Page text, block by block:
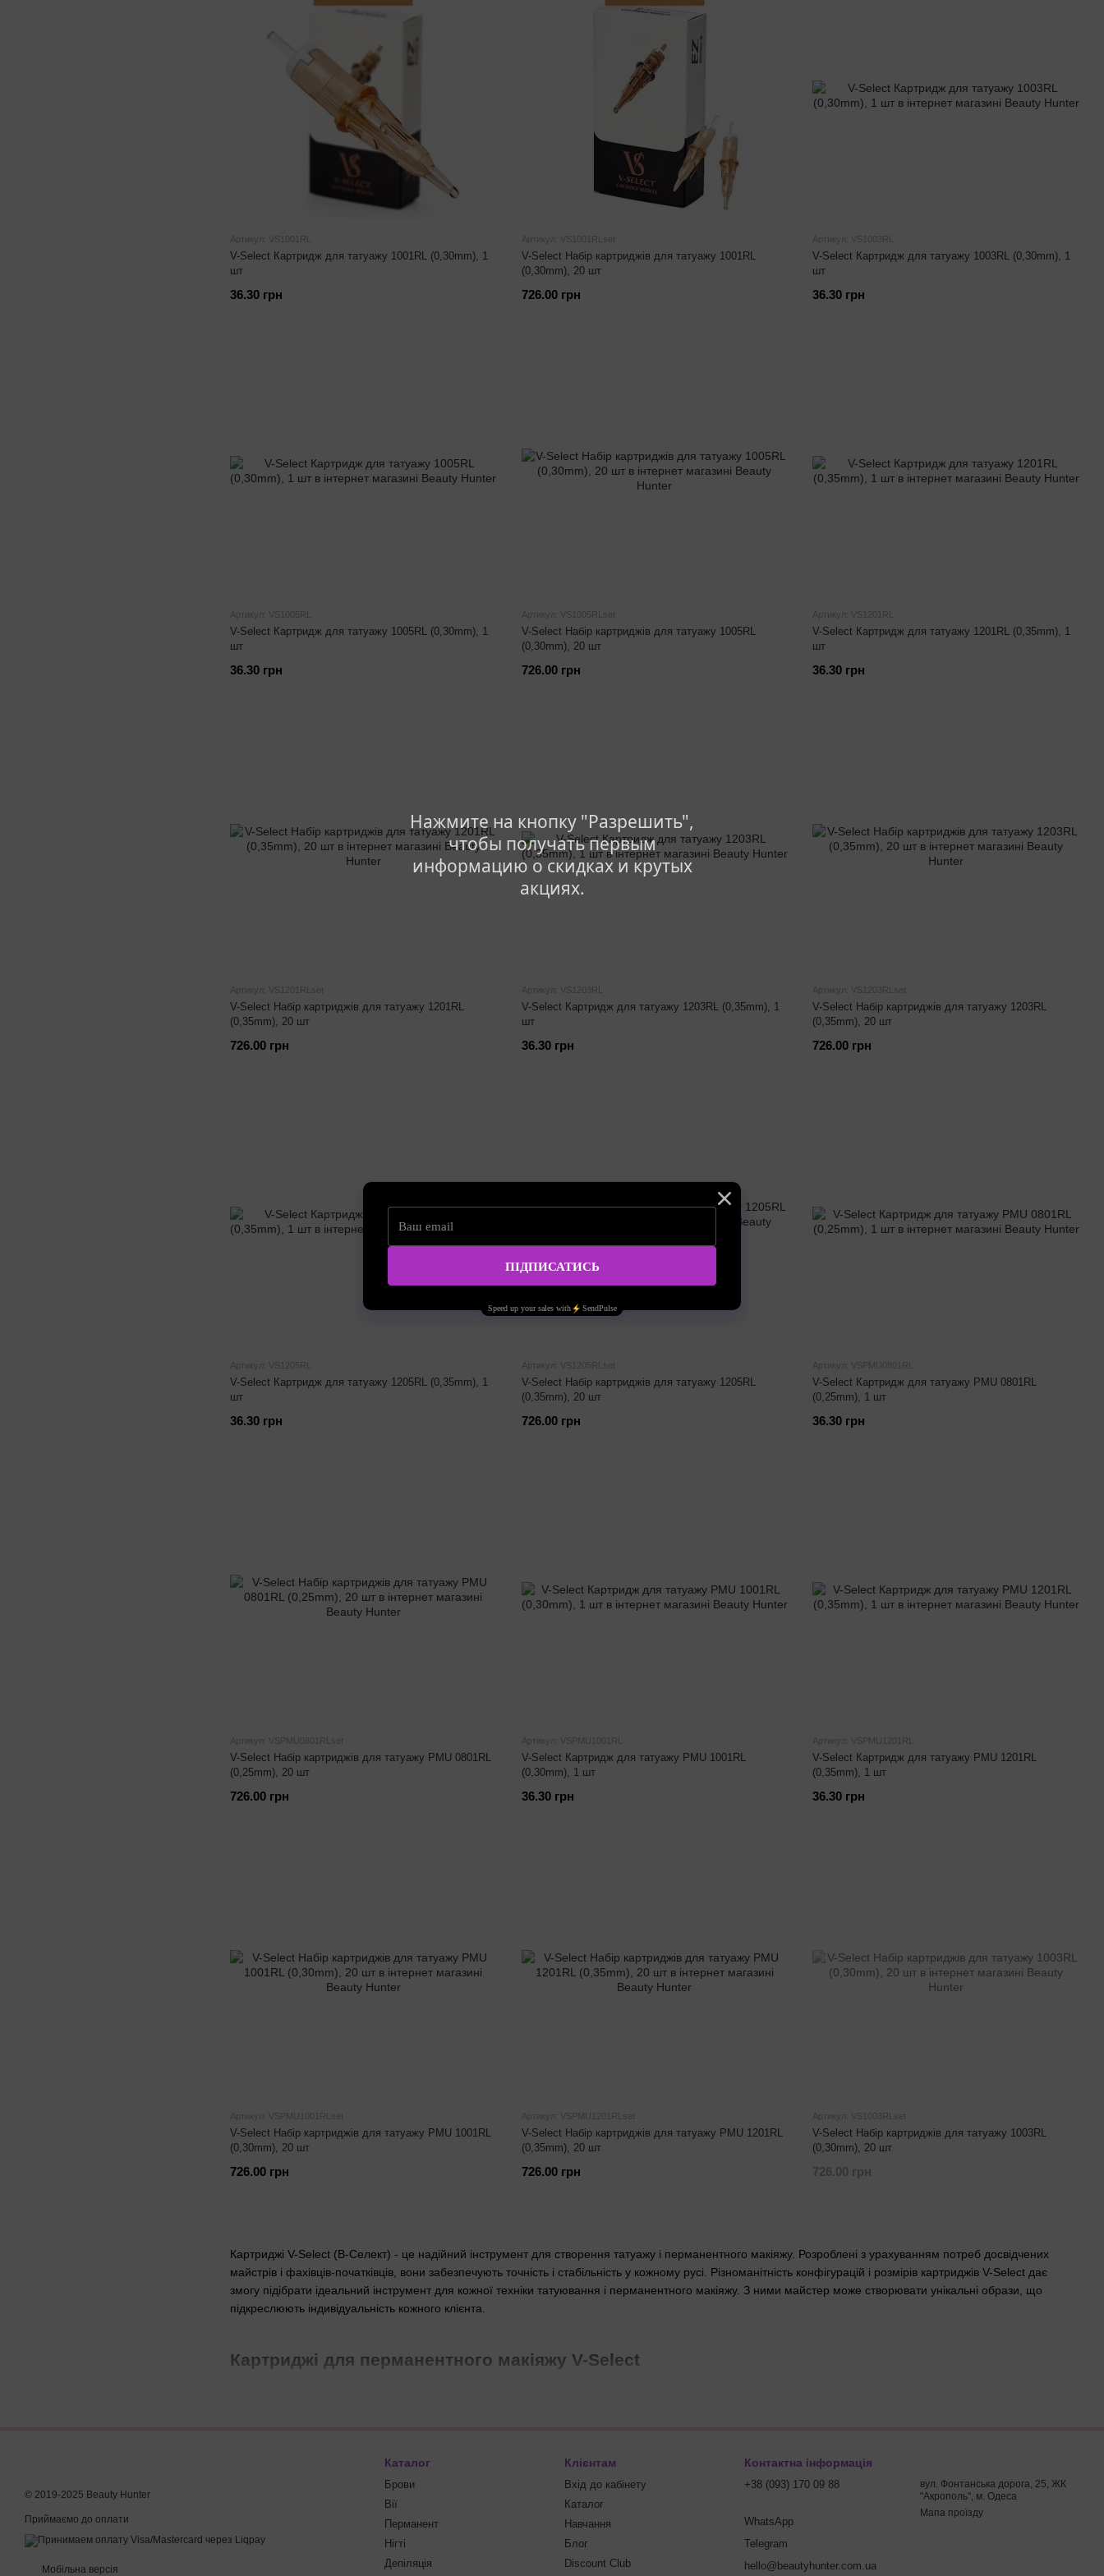
Нажмите на кнопку "Разрешить",
чтобы получать первым
информацию о скидках и крутых
акциях.
Артикул: VS1001RL
V-Select Картридж для татуажу 1001RL (0,30mm), 1
шт
36.30 грн
Артикул: VS1001RLset
V-Select Набір картриджів для татуажу 1001RL
(0,30mm), 20 шт
726.00 грн
Артикул: VS1003RL
V-Select Картридж для татуажу 1003RL (0,30mm), 1
шт
36.30 грн
Артикул: VS1005RL
V-Select Картридж для татуажу 1005RL (0,30mm), 1
шт
36.30 грн
Артикул: VS1005RLset
V-Select Набір картриджів для татуажу 1005RL
(0,30mm), 20 шт
726.00 грн
Артикул: VS1201RL
V-Select Картридж для татуажу 1201RL (0,35mm), 1
шт
36.30 грн
Артикул: VS1201RLset
V-Select Набір картриджів для татуажу 1201RL
(0,35mm), 20 шт
726.00 грн
Артикул: VS1203RL
V-Select Картридж для татуажу 1203RL (0,35mm), 1
шт
36.30 грн
Артикул: VS1203RLset
V-Select Набір картриджів для татуажу 1203RL
(0,35mm), 20 шт
726.00 грн
Артикул: VS1205RL
V-Select Картридж для татуажу 1205RL (0,35mm), 1
шт
36.30 грн
Артикул: VS1205RLset
V-Select Набір картриджів для татуажу 1205RL
(0,35mm), 20 шт
726.00 грн
Артикул: VSPMU0801RL
V-Select Картридж для татуажу PMU 0801RL
(0,25mm), 1 шт
36.30 грн
Артикул: VSPMU0801RLset
V-Select Набір картриджів для татуажу PMU 0801RL
(0,25mm), 20 шт
726.00 грн
Артикул: VSPMU1001RL
V-Select Картридж для татуажу PMU 1001RL
(0,30mm), 1 шт
36.30 грн
Артикул: VSPMU1201RL
V-Select Картридж для татуажу PMU 1201RL
(0,35mm), 1 шт
36.30 грн
Артикул: VSPMU1001RLset
V-Select Набір картриджів для татуажу PMU 1001RL
(0,30mm), 20 шт
726.00 грн
Артикул: VSPMU1201RLset
V-Select Набір картриджів для татуажу PMU 1201RL
(0,35mm), 20 шт
726.00 грн
Артикул: VS1003RLset
V-Select Набір картриджів для татуажу 1003RL
(0,30mm), 20 шт
726.00 грн
Картриджі V-Select (В-Селект) - це надійний інструмент для створення татуажу і перманентного макіяжу. Розроблені з урахуванням потреб досвідчених
майстрів і фахівців-початківців, вони забезпечують точність і стабільність у кожному русі. Різноманітність конфігурацій і розмірів картриджів V-Select дає
змогу підібрати ідеальний інструмент для кожної техніки татуювання і перманентного макіяжу. З ними майстер може створювати унікальні образи, що
підкреслюють індивідуальність кожного клієнта.
Картриджі для перманентного макіяжу V-Select
Кожен модуль оснащений системою точного позиціонування, що забезпечує високу точність і стабільність під час роботи. Це дає змогу майстрам
татуювання та перманентного макіяжу досягти максимальної деталізації й тонкощі у своїх роботах.
Наявність еластичної мембрани забезпечує оптимальне насичення шкіри пігментом під час кожного занурення голки.
Ергономічна конструкція V-Select дає змогу без жодних зусиль міняти картриджі під час роботи, що особливо важливо для майстрів, які прагнуть
максимальної ефективності та комфорту в процесі татуажу і перманентного макіяжу. Завдяки простій та інтуїтивно зрозумілій системі зміни картриджів,
майстрам не потрібно відволікатися від роботи на тривалий час, що значно підвищує продуктивність і скорочує час, витрачений на підготовку.
© 2019-2025 Beauty Hunter
Приймаємо до оплати
Мобільна версія
Каталог
Брови
Вії
Перманент
Нігті
Депіляція
Клієнтам
Вхід до кабінету
Каталог
Навчання
Блог
Discount Club
Контактна інформація
+38 (093) 170 09 88
WhatsApp
Telegram
hello@beautyhunter.com.ua
вул. Фонтанська дорога, 25, ЖК
"Акрополь", м. Одеса
Мапа проїзду